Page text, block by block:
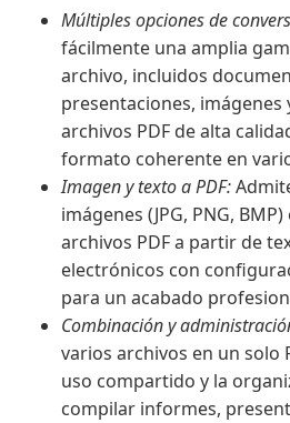
Múltiples opciones de
fácilmente una amplia
archivo, incluidos
presentaciones, imágenes
archivos PDF de alta
formato coherente en
Imagen y texto a PDF:
imágenes (JPG, PNG,
archivos PDF a partir de
electrónicos con
para un acabado
Combinación y
varios archivos en un solo
uso compartido y la
compilar informes,